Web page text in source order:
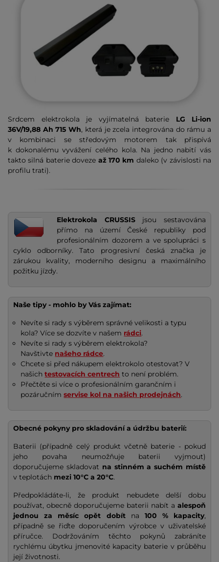
Srdcem elektrokola je vyjímatelná baterie LG Li-ion
36V/19,88 Ah 715 Wh, která je zcela integrována do rámu a
v kombinaci se středovým motorem tak přispívá
k dokonalému vyvážení celého kola. Na jedno nabití vás
takto silná baterie doveze až 170 km daleko (v závislosti na
profilu trati).
Elektrokola CRUSSISjsou sestavována
přímo na území České republiky pod
profesionálním dozorem a ve spolupráci s
cyklo odborníky. Tato progresivní česká značka je
zárukou kvality, moderního designu a maximálního
požitku jízdy.
Naše tipy - mohlo by Vás zajímat:
Nevíte si rady s výběrem správné velikosti a typu
kola? Více se dozvíte v našem rádci.
Nevíte si rady s výběrem elektrokola?
Navštivte našeho rádce.
Chcete si před nákupem elektrokolo otestovat? V
našichtestovacích centrech to není problém.
Přečtěte si více o profesionálním garančním i
pozáručnímservise kol na našich prodejnách.
Obecné pokyny pro skladování a údržbu baterií:
Baterii (případně celý produkt včetně baterie - pokud
jeho povaha neumožňuje baterii vyjmout)
doporučujeme skladovat na stinném a suchém místě
v teplotách mezi 10°C a 20°C.
Předpokládáte-li, že produkt nebudete delší dobu
používat, obecně doporučujeme baterii nabít a alespoň
jednou za měsíc opět dobítna 100 % kapacity,
případně se řiďte doporučením výrobce v uživatelské
příručce. Dodržováním těchto pokynů zabráníte
rychlému úbytku jmenovité kapacity baterie v průběhu
její životnosti.